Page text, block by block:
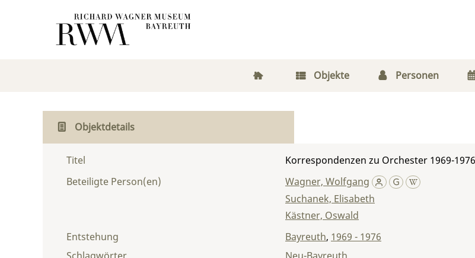
Objekte Personen
Objektdetails
Titel
Korrespondenzen zu Orchester 1969-1976
Beteiligte Person(en)
Wagner, Wolfgang
Suchanek, Elisabeth
Kästner, Oswald
Entstehung
Bayreuth, 1969 - 1976